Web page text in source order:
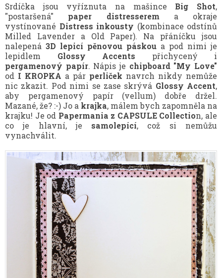
Srdíčka jsou vyříznuta na mašince Big Shot,
"postaršená" paper distresserem a okraje
vystínované Distress inkousty (kombinace odstínů
Milled Lavender a Old Paper). Na přáníčku jsou
nalepená 3D lepicí pěnovou páskou a pod nimi je
lepidlem Glossy Accents přichycený i
pergamenový papír. Nápis je chipboard "My Love"
od I KROPKA a pár perliček navrch nikdy nemůže
nic zkazit. Pod nimi se zase skrývá Glossy Accent,
aby pergamenový papír (vellum) dobře držel.
Mazané, že? :-) Jo a krajka, málem bych zapomněla na
krajku! Je od Papermania z CAPSULE Collection, ale
co je hlavní, je samolepící, což si nemůžu
vynachválit.